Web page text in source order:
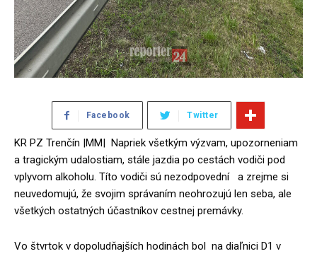
Facebook Twitter
KR PZ Trenčín |MM| Napriek všetkým výzvam, upozorneniam
a tragickým udalostiam, stále jazdia po cestách vodiči pod
vplyvom alkoholu. Títo vodiči sú nezodpovední a zrejme si
neuvedomujú, že svojim správaním neohrozujú len seba, ale
všetkých ostatných účastníkov cestnej premávky.
Vo štvrtok v dopoludňajších hodinách bol na diaľnici D1 v